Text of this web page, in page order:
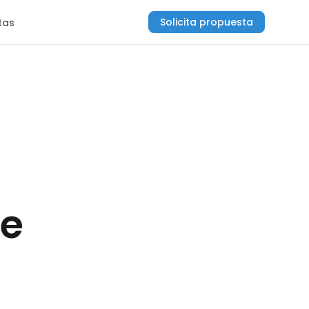
Solicita propuesta